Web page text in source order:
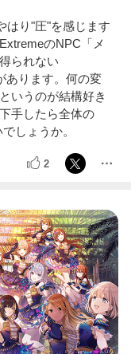
はり"圧"を感じます
のNPC「メ
られない
あります。何の変
いうのが結構好き
手したら全体の
しょうか。
2